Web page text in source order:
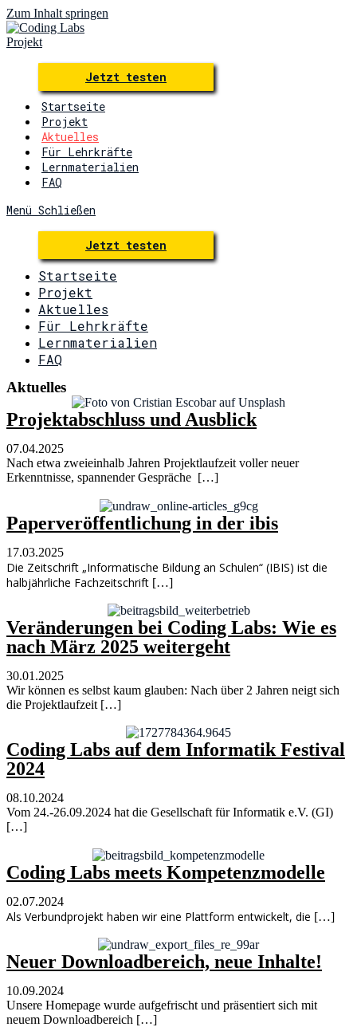
Zum Inhalt springen
Jetzt testen
Startseite
Projekt
Aktuelles
Für Lehrkräfte
Lernmaterialien
FAQ
Menü Schließen
Jetzt testen
Startseite
Projekt
Aktuelles
Für Lehrkräfte
Lernmaterialien
FAQ
Aktuelles
Projektabschluss und Ausblick
07.04.2025
Nach etwa zweieinhalb Jahren Projektlaufzeit voller neuer
Erkenntnisse, spannender Gespräche […]
Paperveröffentlichung in der ibis
17.03.2025
Die Zeitschrift „Informatische Bildung an Schulen“ (IBIS) ist die
halbjährliche Fachzeitschrift […]
Veränderungen bei Coding Labs: Wie es
nach März 2025 weitergeht
30.01.2025
Wir können es selbst kaum glauben: Nach über 2 Jahren neigt sich
die Projektlaufzeit […]
Coding Labs auf dem Informatik Festival
2024
08.10.2024
Vom 24.-26.09.2024 hat die Gesellschaft für Informatik e.V. (GI)
[…]
Coding Labs meets Kompetenzmodelle
02.07.2024
Als Verbundprojekt haben wir eine Plattform entwickelt, die […]
Neuer Downloadbereich, neue Inhalte!
10.09.2024
Unsere Homepage wurde aufgefrischt und präsentiert sich mit
neuem Downloadbereich […]